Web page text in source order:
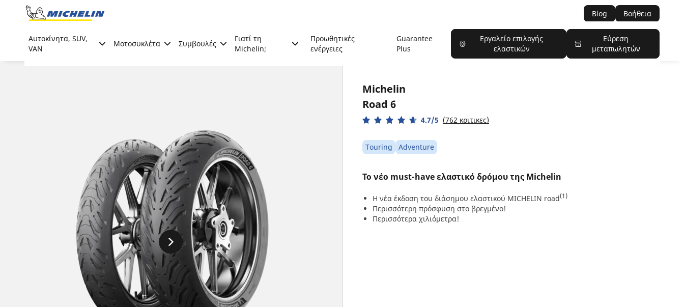
Go to page content
Blog Βοήθεια
Αυτοκίνητα, SUV,
VAN
Μοτοσυκλέτα Συμβουλές
Γιατί τη
Michelin;
Προωθητικές
ενέργειες
Guarantee
Plus
Εργαλείο επιλογής
ελαστικών
Εύρεση
μεταπωλητών
Michelin
Road 6
4.7/5 (762 κριτικες)
Touring Adventure
Το νέο must-have ελαστικό δρόμου της Michelin
Η νέα έκδοση του διάσημου ελαστικού MICHELIN road(1)
Περισσότερη πρόσφυση στο βρεγμένο!
Περισσότερα χιλιόμετρα!